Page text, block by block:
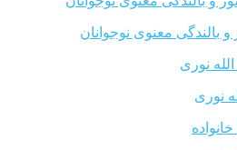
بالندگی معنوی نوجوانان
نوری